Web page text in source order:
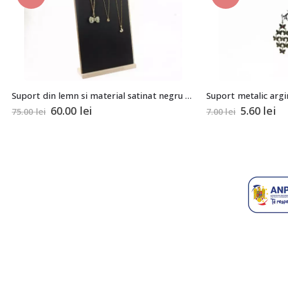
Suport din lemn si material satinat negru pentru coliere sau bratari 25x37cm Suport metalic argintiu prezentare cercei